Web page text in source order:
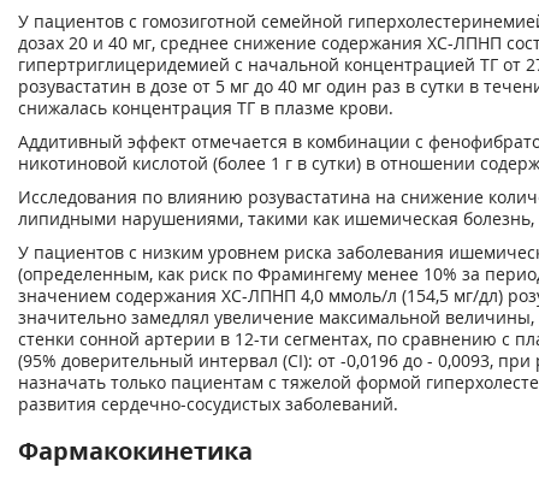
У пациентов с гомозиготной семейной
дозах 20 и 40 мг, среднее снижение содержания ХС-ЛПНП
гипертриглицеридемией с начальной концентрацией ТГ от
розувастатин в дозе от 5 мг до 40 мг один раз в сутки в
снижалась концентрация ТГ в плазме крови.
Аддитивный эффект отмечается в комбинации с
никотиновой кислотой (более 1 г в сутки) в отношении
Исследования по влиянию розувастатина на снижение
липидными нарушениями, такими как ишемическая
У пациентов с низким уровнем риска заболевания
(определенным, как риск по Фрамингему менее 10% за
значением содержания ХС-ЛПНП 4,0 ммоль/л (154,5 мг/дл)
значительно замедлял увеличение максимальной
стенки сонной артерии в 12-ти сегментах, по сравнению с
(95% доверительный интервал (CI): от -0,0196 до - 0,0093, при
назначать только пациентам с тяжелой формой
развития сердечно-сосудистых заболеваний.
Фармакокинетика